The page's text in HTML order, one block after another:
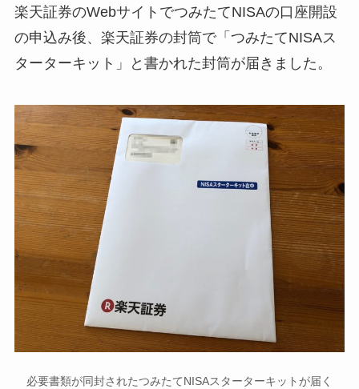
楽天証券のWebサイトでつみたてNISAの口座開設
の申込み後、楽天証券の封筒で「つみたてNISAス
ターターキット」と書かれた封筒が届きました。
必要書類が同封されたつみたてNISAスターターキットが届く